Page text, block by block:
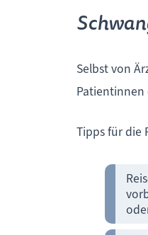
Selbst von
Patientinnen
Tipps für die